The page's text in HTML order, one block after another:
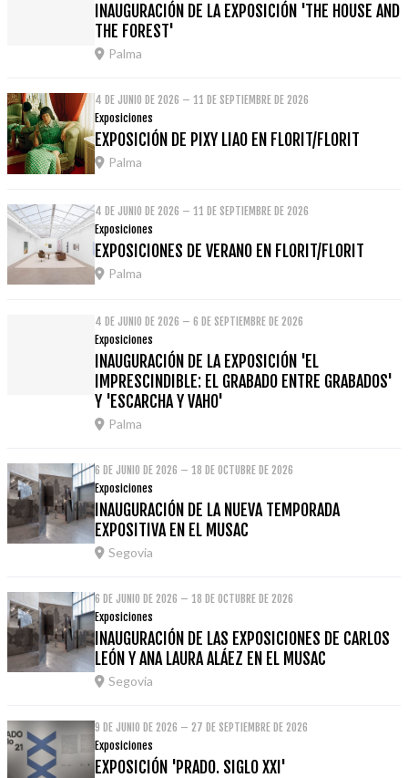
INAUGURACIÓN DE LA EXPOSICIÓN 'THE HOUSE AND
THE FOREST'
Palma
4 DE JUNIO DE 2026 – 11 DE SEPTIEMBRE DE 2026
Exposiciones
EXPOSICIÓN DE PIXY LIAO EN FLORIT/FLORIT
Palma
4 DE JUNIO DE 2026 – 11 DE SEPTIEMBRE DE 2026
Exposiciones
EXPOSICIONES DE VERANO EN FLORIT/FLORIT
Palma
4 DE JUNIO DE 2026 – 6 DE SEPTIEMBRE DE 2026
Exposiciones
INAUGURACIÓN DE LA EXPOSICIÓN 'EL
IMPRESCINDIBLE: EL GRABADO ENTRE GRABADOS'
Y 'ESCARCHA Y VAHO'
Palma
6 DE JUNIO DE 2026 – 18 DE OCTUBRE DE 2026
Exposiciones
INAUGURACIÓN DE LA NUEVA TEMPORADA
EXPOSITIVA EN EL MUSAC
Segovia
6 DE JUNIO DE 2026 – 18 DE OCTUBRE DE 2026
Exposiciones
INAUGURACIÓN DE LAS EXPOSICIONES DE CARLOS
LEÓN Y ANA LAURA ALÁEZ EN EL MUSAC
Segovia
9 DE JUNIO DE 2026 – 27 DE SEPTIEMBRE DE 2026
Exposiciones
EXPOSICIÓN 'PRADO. SIGLO XXI'